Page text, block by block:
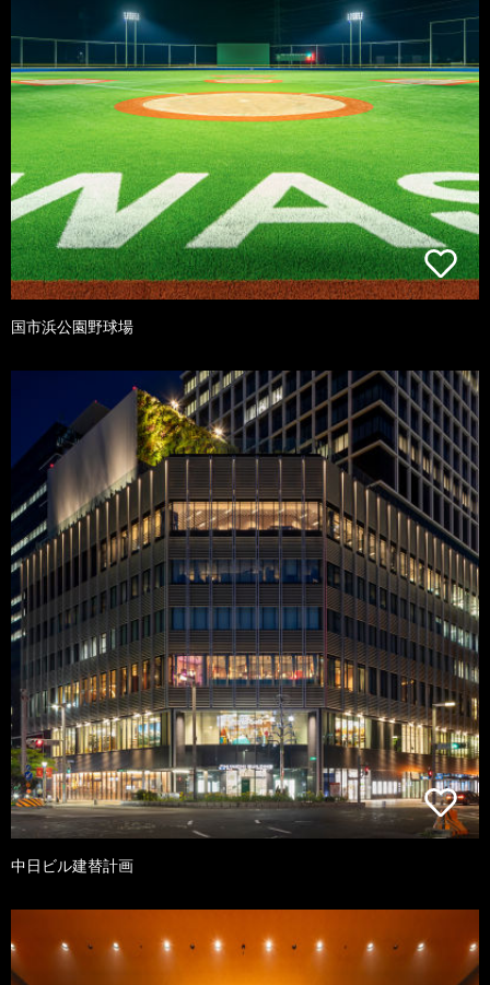
国市浜公園野球場
中日ビル建替計画